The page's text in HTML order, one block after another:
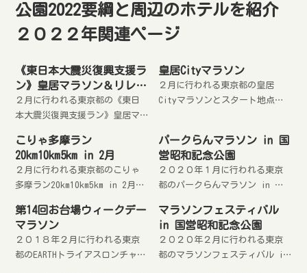
公園2022要綱と周辺のホテルを紹介
２０２２年関連ページ
《東日本大震災復興支援ラ
ン》皇居マラソン＆リレー
マラソン
２月に行われる東京都の《東日
本大震災復興支援ラン》皇居マ
ート地点周辺のホテルを紹介し
ます。
皇居Cityマラソン
２月に行われる東京都の皇居
Cityマラソンとスタート地点周
こりゃ多摩ラン
20km10km5km in 2月
２月に行われる東京都のこりゃ
多摩ラン20km10km5km in 2月と
介します。
パークらんマラソン in 国
営昭和記念公園
２０２０年１月に行われる東京
都のパークらんマラソン in 国
タート地点周辺のホテル・旅館
を紹介します。
第14回お台場ウィークデー
マラソン
２０１８年２月に行われる東京
都のEARTHトライアスロンチャレ
マラソンフェスティバル
in 国営昭和記念公園
２０２０年２月に行われる東京
都のマラソンフェスティバル in